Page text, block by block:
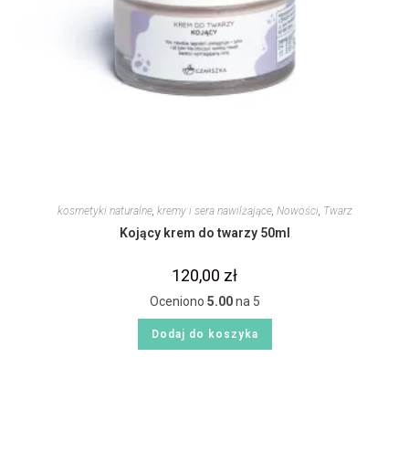
kosmetyki naturalne, kremy i sera nawilżające, Nowości, Twarz
Kojący krem do twarzy 50ml
120,00 zł
Oceniono 5.00na 5
Dodaj do koszyka